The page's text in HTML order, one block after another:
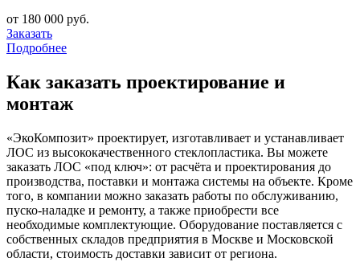
от 180 000 руб.
Заказать
Подробнее
Как заказать проектирование и
монтаж
«ЭкоКомпозит» проектирует, изготавливает и устанавливает
ЛОС из высококачественного стеклопластика. Вы можете
заказать ЛОС «под ключ»: от расчёта и проектирования до
производства, поставки и монтажа системы на объекте. Кроме
того, в компании можно заказать работы по обслуживанию,
пуско-наладке и ремонту, а также приобрести все
необходимые комплектующие. Оборудование поставляется с
собственных складов предприятия в Москве и Московской
области, стоимость доставки зависит от региона.